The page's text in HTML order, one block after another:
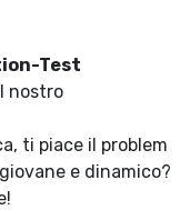
Test
nostro
ti piace il problem
e dinamico?